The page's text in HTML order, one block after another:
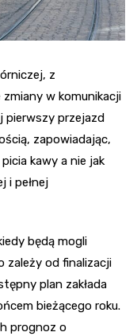
z
w komunikacji
pierwszy przejazd
zapowiadając,
kawy a nie jak
i pełnej
będą mogli
zależy od finalizacji
plan zakłada
bieżącego roku.
prognoz o